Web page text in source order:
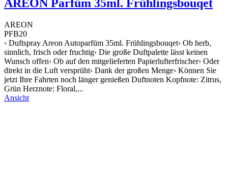
AREON Parfüm 35ml. Frühlingsbouqet
AREON
PFB20
› Duftspray Areon Autoparfüm 35ml. Frühlingsbouqet› Ob herb,
sinnlich, frisch oder fruchtig› Die große Duftpalette lässt keinen
Wunsch offen› Ob auf den mitgelieferten Papierlufterfrischer› Oder
direkt in die Luft versprüht› Dank der großen Menge› Können Sie
jetzt Ihre Fahrten noch länger genießen Duftnoten Kopfnote: Zitrus,
Grün Herznote: Floral,...
Ansicht